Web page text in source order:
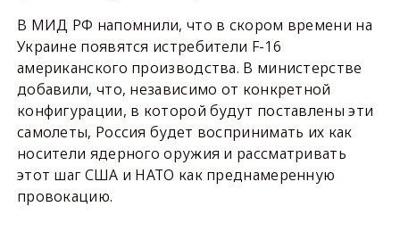
В МИД РФ напомнили, что в скором времени на
Украине появятся истребители F-16
американского производства. В министерстве
добавили, что, независимо от конкретной
конфигурации, в которой будут поставлены эти
самолеты, Россия будет воспринимать их как
носители ядерного оружия и рассматривать
этот шаг США и НАТО как преднамеренную
провокацию.